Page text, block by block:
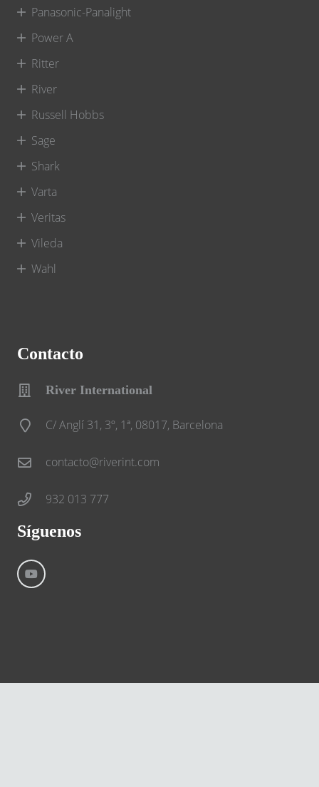
Panasonic-Panalight
Power A
Ritter
River
Russell Hobbs
Sage
Shark
Varta
Veritas
Vileda
Wahl
Contacto
River International
C/ Anglí 31, 3º, 1ª, 08017, Barcelona
contacto@riverint.com
932 013 777
Síguenos